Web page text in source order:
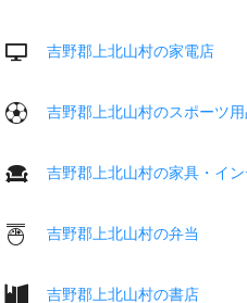
吉野郡上北山村の家電店
吉野郡上北山村のスポーツ
吉野郡上北山村の家具・イ
吉野郡上北山村の弁当
吉野郡上北山村の書店